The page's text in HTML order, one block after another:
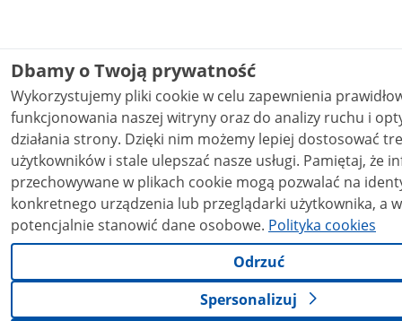
Dbamy o Twoją prywatność
Wykorzystujemy pliki cookie w celu zapewnienia
funkcjonowania naszej witryny oraz do analizy ruchu i
działania strony. Dzięki nim możemy lepiej dostosować treści do potrzeb
użytkowników i stale ulepszać nasze usługi. Pamiętaj, że informacje
przechowywane w plikach cookie mogą pozwalać na
konkretnego urządzenia lub przeglądarki użytkownika, a
potencjalnie stanowić dane osobowe. Polityka cookies
Odrzuć
Spersonalizuj